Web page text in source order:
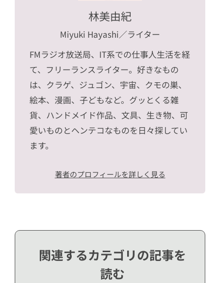
林美由紀
Miyuki Hayashi／ライター
FMラジオ放送局、IT系での仕事人生活を経
て、フリーランスライター。好きなもの
は、クラゲ、ジュゴン、宇宙、クモの巣、
絵本、漫画、子どもなど。グッとくる雑
貨、ハンドメイド作品、文具、生き物、可
愛いものとヘンテコなものを日々探してい
ます。
著者のプロフィールを詳しく見る
関連するカテゴリの記事を
読む